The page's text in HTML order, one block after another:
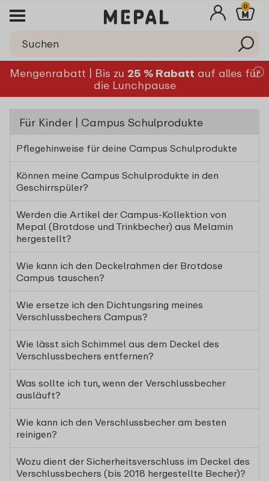
0
Mengenrabatt | Bis zu 25 % Rabatt auf alles für
die Lunchpause
Für Kinder | Campus Schulprodukte
Pflegehinweise für deine Campus Schulprodukte
Können meine Campus Schulprodukte in den
Geschirrspüler?
Werden die Artikel der Campus-Kollektion von
Mepal (Brotdose und Trinkbecher) aus Melamin
hergestellt?
Wie kann ich den Deckelrahmen der Brotdose
Campus tauschen?
Wie ersetze ich den Dichtungsring meines
Verschlussbechers Campus?
Wie lässt sich Schimmel aus dem Deckel des
Verschlussbechers entfernen?
Was sollte ich tun, wenn der Verschlussbecher
ausläuft?
Wie kann ich den Verschlussbecher am besten
reinigen?
Wozu dient der Sicherheitsverschluss im Deckel des
Verschlussbechers (bis 2018 hergestellte Becher)?